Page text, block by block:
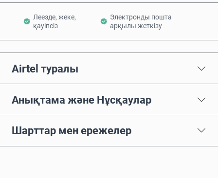
Леезде, жеке,
қауіпсіз
Электронды пошта
арқылы жеткізу
Airtel туралы
Анықтама және Нұсқаулар
Шарттар мен ережелер